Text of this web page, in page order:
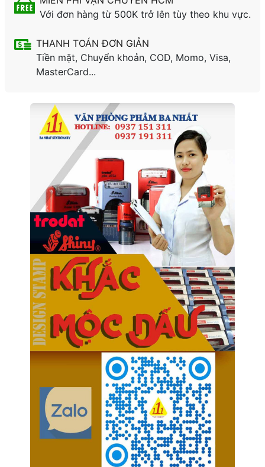
Với đơn hàng từ 500K trở lên tùy theo khu vực.
THANH TOÁN ĐƠN GIẢN
Tiền mặt, Chuyển khoản, COD, Momo, Visa,
MasterCard...